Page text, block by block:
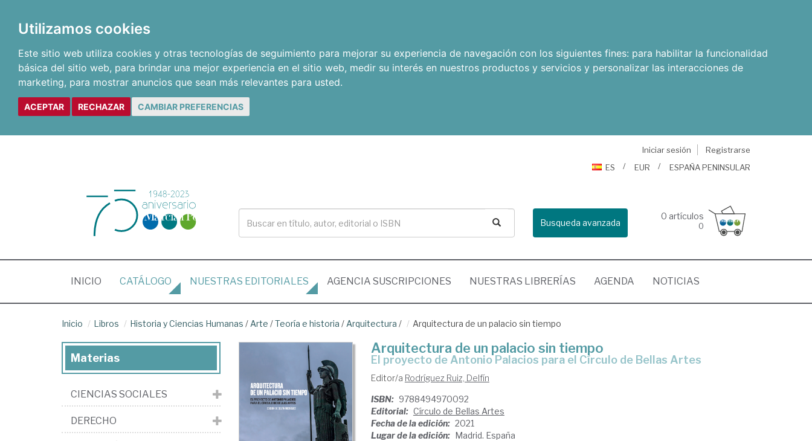
Utilizamos cookies
Este sitio web utiliza cookies y otras tecnologías de seguimiento para mejorar su experiencia de navegación con los siguientes fines: para habilitar la funcionalidad
básica del sitio web, para brindar una mejor experiencia en el sitio web, medir su interés en nuestros productos y servicios y personalizar las interacciones de
marketing, para mostrar anuncios que sean más relevantes para usted.
ACEPTAR RECHAZAR CAMBIAR PREFERENCIAS
Iniciar sesión
Registrarse
ES
EUR ESPAÑA PENINSULAR
Busqueda avanzada
0 artículos
0
INICIO (CURRENT)
CATÁLOGO NUESTRAS EDITORIALES AGENCIA SUSCRIPCIONES NUESTRAS LIBRERÍAS AGENDA NOTICIAS
Inicio Libros Historia y Ciencias Humanas / Arte /Teoría e historia / Arquitectura / Arquitectura de un palacio sin tiempo
Arquitectura de un palacio sin tiempo
el proyecto de Antonio Palacios para el Círculo de Bellas Artes
Editor/a Rodríguez Ruiz, Delfín
ISBN: 9788494970092
Editorial: Círculo de Bellas Artes
Fecha de la edición: 2021
Lugar de la edición: Madrid. España
Materias
CIENCIAS SOCIALES
DERECHO